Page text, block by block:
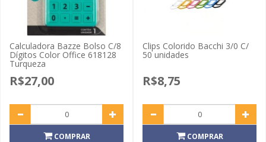
Calculadora Bazze Bolso C/8
Dígitos Color Office 618128
Turqueza
R$27,00
COMPRAR
Clips Colorido Bacchi 3/0 C/
50 unidades
R$8,75
COMPRAR